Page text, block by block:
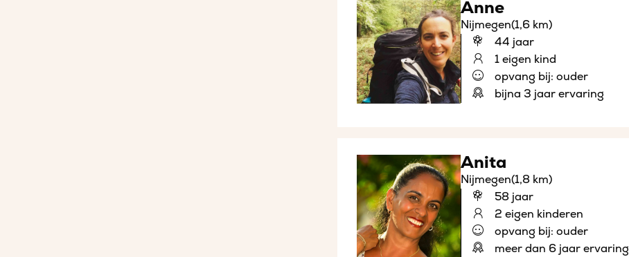
Anne
Nijmegen(1,6 km)
44 jaar
1 eigen kind
opvang bij: ouder
bijna 3 jaar ervaring
Anita
Nijmegen(1,8 km)
58 jaar
2 eigen kinderen
opvang bij: ouder
meer dan 6 jaar ervaring